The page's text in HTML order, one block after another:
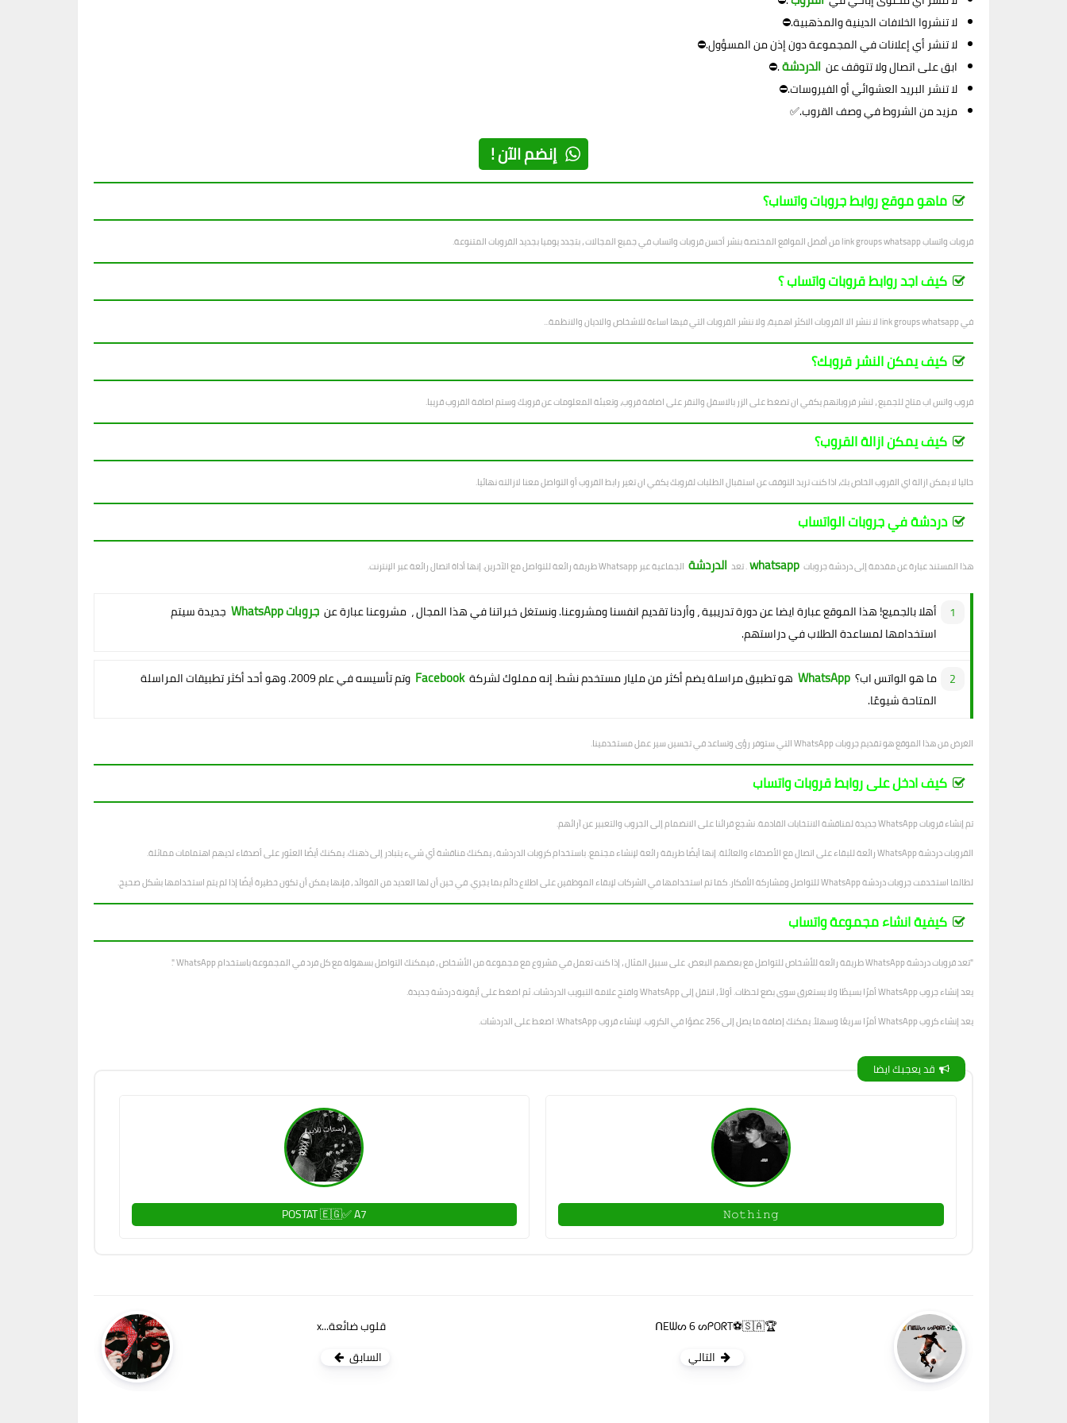
لا تنشروا الخلافات الدينية والمذهبية.⛔
لا تنشر أي إعلانات في المجموعة دون إذن من المسؤول.⛔
ابق على اتصال ولا تتوقف عن الدردشة.⛔
لا تنشر البريد العشوائي أو الفيروسات.⛔
مزيد من الشروط في وصف القروب.✅
إنضم الآن !
ماهو موقع روابط جروبات واتساب؟
قروبات واتساب link groups whatsapp من أفضل المواقع المختصة بنشر أحسن قروبات واتساب في جميع المجالات ، بتجدد يوميا بجديد القروبات المتنوعة.
كيف اجد روابط قروبات واتساب ؟
في link groups whatsapp لا ننشر الا القروبات الاكثر اهمية، ولا ننشر القروبات التي فيها اساءة للاشخاص والاديان والانظمة...
كيف يمكن النشر قروبك؟
قروب واتس اب متاح للجميع ، لنشر قروباتهم يكفي ان تضغط على الزر بالاسفل والنقر على اضافة قروب، وتعبئة المعلومات عن قروبك وستم اصافة القروب قريبا.
كيف يمكن ازالة القروب؟
حاليا لا يمكن ازالة اي القروب الخاص بك، اذا كنت تريد التوقف عن استقبال الطلبات لقروبك يكفي ان تغير رابط القروب أو التواصل معنا لازالته نهائيا.
دردشة في جروبات الواتساب
هذا المستند عبارة عن مقدمة إلى دردشة جروبات whatsapp. تعد الدردشة الجماعية عبر Whatsapp طريقة رائعة للتواصل مع الآخرين. إنها أداة اتصال رائعة عبر الإنترنت.
أهلا بالجميع! هذا الموقع عبارة ايضا عن دورة تدريبية ، وأردنا تقديم انفسنا ومشروعنا. ونستغل خبراتنا في هذا المجال ، مشروعنا عبارة عن جروبات WhatsApp
جديدة سيتم
استخدامها لمساعدة الطلاب في دراستهم.
ما هو الواتس اب؟ WhatsApp هو تطبيق مراسلة يضم أكثر من مليار مستخدم نشط. إنه مملوك لشركة Facebook
وتم تأسيسه في عام 2009. وهو أحد أكثر تطبيقات المراسلة
المتاحة شيوعًا.
الغرض من هذا الموقع هو تقديم جروبات WhatsApp التي ستوفر رؤى وتساعد في تحسين سير عمل مستخدمينا.
كيف ادخل على روابط قروبات واتساب
تم إنشاء قروبات WhatsApp جديدة لمناقشة الانتخابات القادمة. نشجع قرائنا على الانضمام إلى الجروب والتعبير عن آرائهم.
القروبات دردشة WhatsApp رائعة للبقاء على اتصال مع الأصدقاء والعائلة. إنها أيضًا طريقة رائعة لإنشاء مجتمع. باستخدام كروبات الدردشة ، يمكنك مناقشة أي شيء يتبادر إلى ذهنك. يمكنك أيضًا العثور على أصدقاء لديهم اهتمامات مماثلة.
لطالما استخدمت جروبات دردشة WhatsApp للتواصل ومشاركة الأفكار. كما تم استخدامها في الشركات لإبقاء الموظفين على اطلاع دائم بما يجري. في حين أن لها العديد من الفوائد ، فإنها يمكن أن تكون خطيرة أيضًا إذا لم يتم استخدامها بشكل صحيح.
كيفية انشاء مجموعة واتساب
"تعد قروبات دردشة WhatsApp طريقة رائعة للأشخاص للتواصل مع بعضهم البعض. على سبيل المثال ، إذا كنت تعمل في مشروع مع مجموعة من الأشخاص ، فيمكنك التواصل بسهولة مع كل فرد في المجموعة باستخدام WhatsApp ".
يعد إنشاء جروب WhatsApp أمرًا بسيطًا ولا يستغرق سوى بضع لحظات. أولاً ، انتقل إلى WhatsApp وافتح علامة التبويب الدردشات. ثم اضغط على أيقونة دردشة جديدة.
يعد إنشاء كروب WhatsApp أمرًا سريعًا وسهلاً. يمكنك إضافة ما يصل إلى 256 عضوًا في الكروب. لإنشاء قروب WhatsApp: اضغط على الدردشات.
قد يعجبك ايضا
𝙽𝚘𝚝𝚑𝚒𝚗𝚐
POSTAT 🇪🇬✅ A7
🏆ᑎEᗯᔕ 6 ᔕᑭOᖇT⚽🇸🇦
التالي
قلوب ضائعة...x
السابق